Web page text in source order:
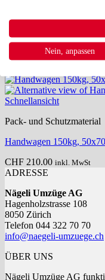
Sackkarre mit
Schnellansicht
Pack- und Schutzmaterial
Handwagen 150kg,
CHF 210.00 inkl. MwSt
ADRESSE
Nägeli Umzüge AG
Hagenholzstrasse 108
8050 Zürich
Telefon 044 322 70 70
info@naegeli-umzuege.ch
ÜBER UNS
Nägeli Umzüge AG
Nein, anpassen